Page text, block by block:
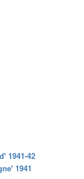
1941-42
1941